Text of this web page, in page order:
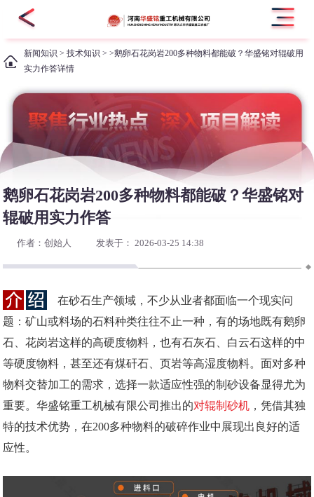
新闻知识 >技术知识 > >鹅卵石花岗岩200多种物料都能破？华盛铭对辊破用
实力作答详情
鹅卵石花岗岩200多种物料都能破？华盛铭对
辊破用实力作答
作者：创始人 发表于： 2026-03-25 14:38
在砂石生产领域，不少从业者都面临一个现实问
题：矿山或料场的石料种类往往不止一种，有的场地既有鹅卵
石、花岗岩这样的高硬度物料，也有石灰石、白云石这样的中
等硬度物料，甚至还有煤矸石、页岩等高湿度物料。面对多种
物料交替加工的需求，选择一款适应性强的制砂设备显得尤为
重要。华盛铭重工机械有限公司推出的对辊制砂机 ，凭借其独
特的技术优势，在200多种物料的破碎作业中展现出良好的适
应性。